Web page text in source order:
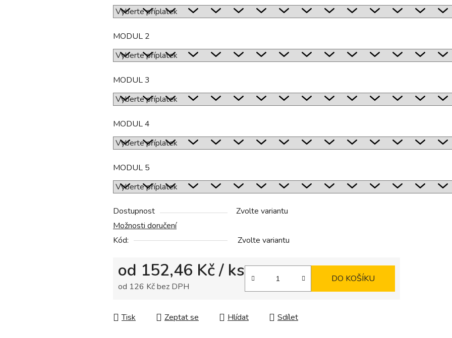
MODUL 2
MODUL 3
MODUL 4
MODUL 5
Dostupnost
Zvolte variantu
Možnosti doručení
Kód:
Zvolte variantu
od 152,46 Kč/ ks
od 126 Kčbez DPH
DO KOŠÍKU
Tisk Zeptat se Hlídat Sdílet